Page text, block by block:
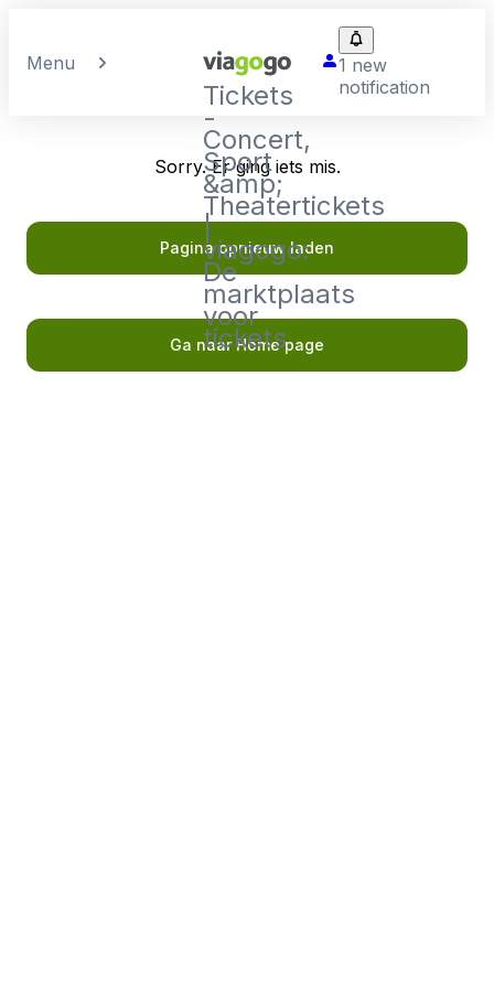
Menu
Tickets
-
Concert,
Sport
&amp;
Theatertickets
|
viagogo:
De
marktplaats
voor
tickets
1 new
notification
Sorry. Er ging iets mis.
Pagina opnieuw laden
Ga naar Home page